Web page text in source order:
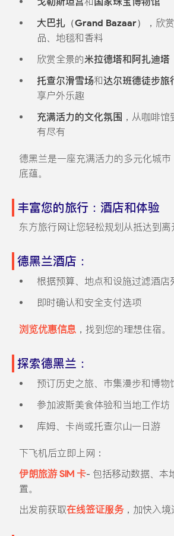
大巴扎（Grand Bazaar）
，欣
品、地毯和香料
欣赏全景的米拉德塔和阿扎迪塔
托查尔滑雪场和达尔班德徒步旅
享户外乐趣
充满活力的文化氛围 ，从咖啡
有尽有
德黑兰是一座充满活力的多元化城
底蕴。
丰富您的旅行：酒店和体验
东方旅行网让您轻松规划从抵达到离
德黑兰酒店：
根据预算、地点和设施过滤酒店
即时确认和安全支付选项
浏览优惠信息，找到您的理想住宿。
探索德黑兰：
预订历史之旅、市集漫步和博物
参加波斯美食体验和当地工作坊
库姆、卡尚或托查尔山一日游
下飞机后立即上网：
伊朗旅游 SIM 卡- 包括移动数据、本
置。
出发前获取在线签证服务，加快入境